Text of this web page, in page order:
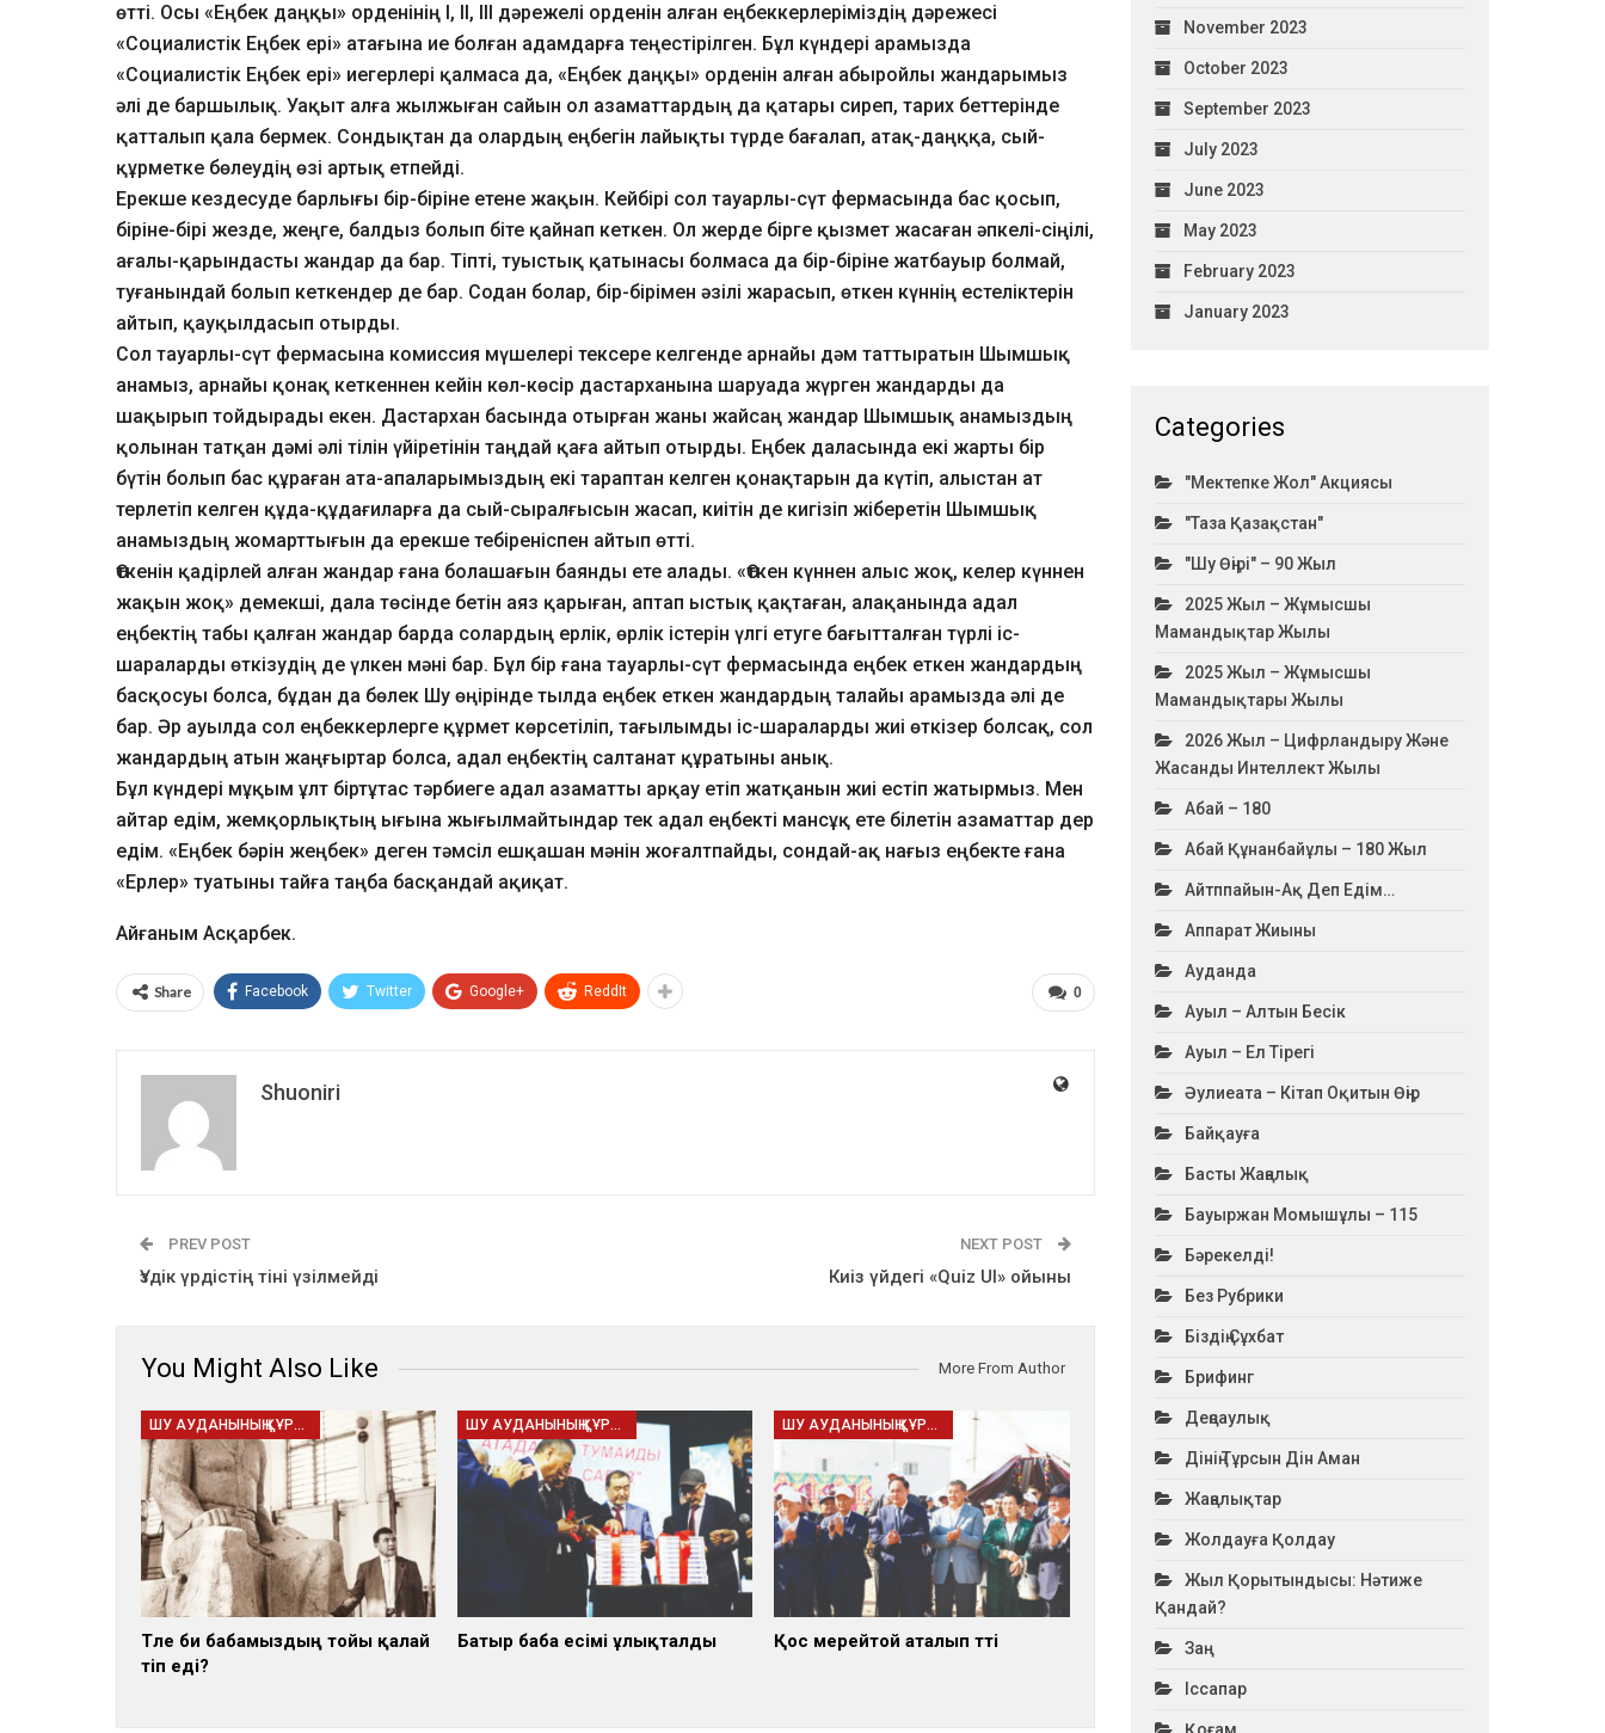
өтті. Осы «Еңбек даңқы» орденінің І, ІІ, ІІІ дәрежелі орденін алған еңбеккерлеріміздің дәрежесі
«Социалистік Еңбек ері» атағына ие болған адамдарға теңестірілген. Бұл күндері арамызда
«Социалистік Еңбек ері» иегерлері қалмаса да, «Еңбек даңқы» орденін алған абыройлы жандарымыз
әлі де баршылық. Уақыт алға жылжыған сайын ол азаматтардың да қатары сиреп, тарих беттерінде
қатталып қала бермек. Сондықтан да олардың еңбегін лайықты түрде бағалап, атақ-даңққа, сый-
құрметке бөлеудің өзі артық етпейді.
Ерекше кездесуде барлығы бір-біріне етене жақын. Кейбірі сол тауарлы-сүт фермасында бас қосып,
біріне-бірі жезде, жеңге, балдыз болып біте қайнап кеткен. Ол жерде бірге қызмет жасаған әпкелі-сіңілі,
ағалы-қарындасты жандар да бар. Тіпті, туыстық қатынасы болмаса да бір-біріне жатбауыр болмай,
туғанындай болып кеткендер де бар. Содан болар, бір-бірімен әзілі жарасып, өткен күннің естеліктерін
айтып, қауқылдасып отырды.
Сол тауарлы-сүт фермасына комиссия мүшелері тексере келгенде арнайы дәм таттыратын Шымшық
анамыз, арнайы қонақ кеткеннен кейін көл-көсір дастарханына шаруада жүрген жандарды да
шақырып тойдырады екен. Дастархан басында отырған жаны жайсаң жандар Шымшық анамыздың
қолынан татқан дәмі әлі тілін үйіретінін таңдай қаға айтып отырды. Еңбек даласында екі жарты бір
бүтін болып бас құраған ата-апаларымыздың екі тараптан келген қонақтарын да күтіп, алыстан ат
терлетіп келген құда-құдағиларға да сый-сыралғысын жасап, киітін де кигізіп жіберетін Шымшық
анамыздың жомарттығын да ерекше тебіреніспен айтып өтті.
Өткенін қадірлей алған жандар ғана болашағын баянды ете алады. «Өткен күннен алыс жоқ, келер күннен
жақын жоқ» демекші, дала төсінде бетін аяз қарыған, аптап ыстық қақтаған, алақанында адал
еңбектің табы қалған жандар барда солардың ерлік, өрлік істерін үлгі етуге бағытталған түрлі іс-
шараларды өткізудің де үлкен мәні бар. Бұл бір ғана тауарлы-сүт фермасында еңбек еткен жандардың
басқосуы болса, бұдан да бөлек Шу өңірінде тылда еңбек еткен жандардың талайы арамызда әлі де
бар. Әр ауылда сол еңбеккерлерге құрмет көрсетіліп, тағылымды іс-шараларды жиі өткізер болсақ, сол
жандардың атын жаңғыртар болса, адал еңбектің салтанат құратыны анық.
Бұл күндері мұқым ұлт біртұтас тәрбиеге адал азаматты арқау етіп жатқанын жиі естіп жатырмыз. Мен
айтар едім, жемқорлықтың ығына жығылмайтындар тек адал еңбекті мансұқ ете білетін азаматтар дер
едім. «Еңбек бәрін жеңбек» деген тәмсіл ешқашан мәнін жоғалтпайды, сондай-ақ нағыз еңбекте ғана
«Ерлер» туатыны тайға таңба басқандай ақиқат.
Айғаным Асқарбек.
0
Share Facebook Twitter Google+ ReddIt
Shuoniri
PREV POST
Үздік үрдістің тіні үзілмейді
NEXT POST
Киіз үйдегі «Quiz UI» ойыны
You Might Also Like More From Author
ШУ АУДАНЫНЫҢ ҚҰРЫЛҒАНЫНА - 95 ЖЫЛ
Төле би бабамыздың тойы қалай
өтіп еді?
ШУ АУДАНЫНЫҢ ҚҰРЫЛҒАНЫНА - 95 ЖЫЛ
Батыр баба есімі ұлықталды
ШУ АУДАНЫНЫҢ ҚҰРЫЛҒАНЫНА - 95 ЖЫЛ
Қос мерейтой аталып өтті
November 2023
October 2023
September 2023
July 2023
June 2023
May 2023
February 2023
January 2023
Categories
"Мектепке Жол" Акциясы
"Таза Қазақстан"
"Шу Өңірі" – 90 Жыл
2025 Жыл – Жұмысшы
Мамандықтар Жылы
2025 Жыл – Жұмысшы
Мамандықтары Жылы
2026 Жыл – Цифрландыру Және
Жасанды Интеллект Жылы
Абай – 180
Абай Құнанбайұлы – 180 Жыл
Айтппайын-Ақ Деп Едім…
Аппарат Жиыны
Ауданда
Ауыл – Алтын Бесік
Ауыл – Ел Тірегі
Әулиеата – Кітап Оқитын Өңір
Байқауға
Басты Жаңалық
Бауыржан Момышұлы – 115
Бәрекелді!
Без Рубрики
Біздің Сұхбат
Брифинг
Деңсаулық
Дінің Тұрсын Дін Аман
Жаңалықтар
Жолдауға Қолдау
Жыл Қорытындысы: Нәтиже
Қандай?
Заң
Іссапар
Қоғам